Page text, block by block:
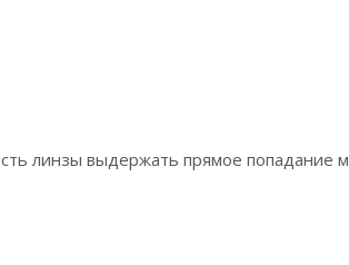
линзы выдержать прямое попадание